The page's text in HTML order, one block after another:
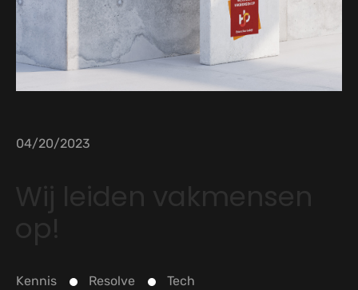
04/20/2023
Kennis Resolve Tech